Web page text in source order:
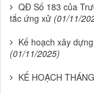
QĐ Số 183 của
tắc ứng xử (01/11/
Kế hoạch xây
(01/11/2025)
KẾ HOẠCH